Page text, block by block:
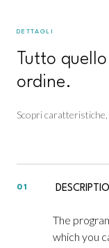
DETTAGLI
Tutto
ordine.
Scopri caratteristiche,
01
The
which you